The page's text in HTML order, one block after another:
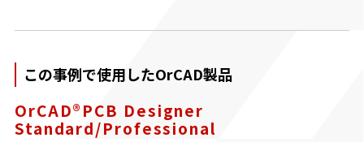
この事例で使用したOrCAD製品
OrCAD®PCB Designer
Standard/Professional